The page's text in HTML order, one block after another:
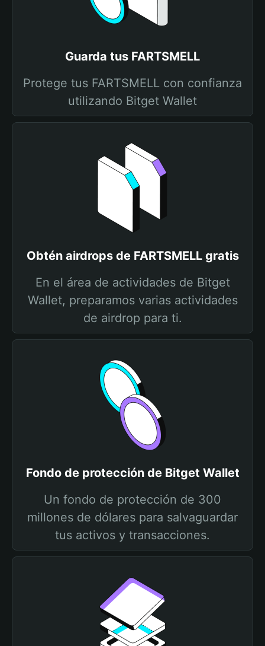
Guarda tus FARTSMELL
Protege tus FARTSMELL con confianza
utilizando Bitget Wallet
Obtén airdrops de FARTSMELL gratis
En el área de actividades de Bitget
Wallet, preparamos varias actividades
de airdrop para ti.
Fondo de protección de Bitget Wallet
Un fondo de protección de 300
millones de dólares para salvaguardar
tus activos y transacciones.